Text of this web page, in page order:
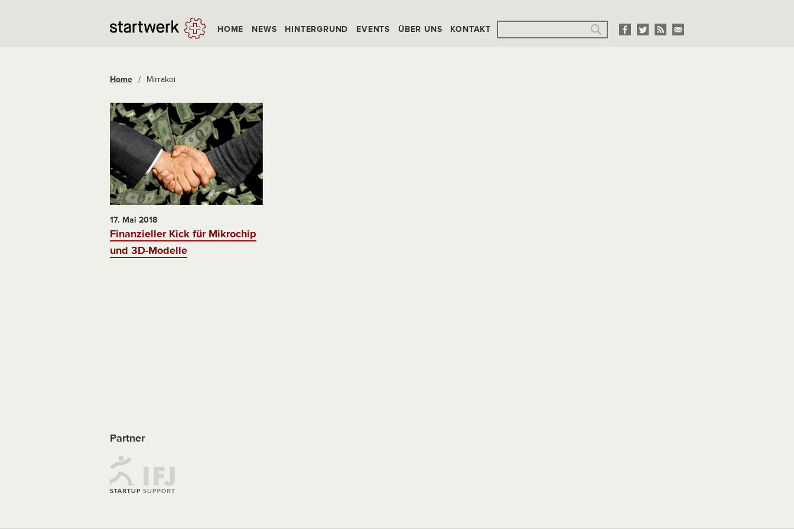
HOME NEWS HINTERGRUND EVENTS ÜBER UNS KONTAKT
Home / Mirrakoi
17. Mai 2018
Finanzieller Kick für Mikrochip
und 3D-Modelle
Partner